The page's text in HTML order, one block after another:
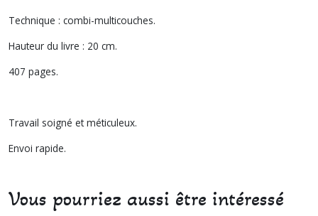
Technique : combi-multicouches.
Hauteur du livre : 20 cm.
407 pages.
Travail soigné et méticuleux.
Envoi rapide.
Vous pourriez aussi être intéressé